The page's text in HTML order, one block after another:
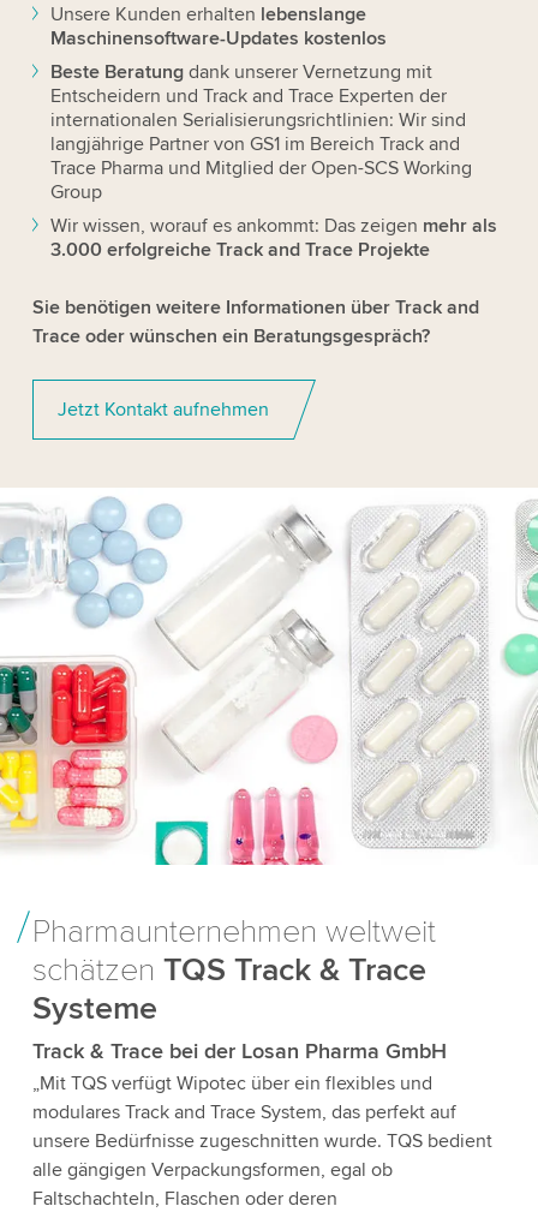
Unsere Kunden erhalten lebenslange
Maschinensoftware-Updates kostenlos
Beste Beratungdank unserer Vernetzung mit
Entscheidern und Track and Trace Experten der
internationalen Serialisierungsrichtlinien: Wir sind
langjährige Partner von GS1 im Bereich Track and
Trace Pharma und Mitglied der Open-SCS Working
Group
Wir wissen, worauf es ankommt: Das zeigen mehr als
3.000 erfolgreiche Track and Trace Projekte
Sie benötigen weitere Informationen über Track and
Trace oder wünschen ein Beratungsgespräch?
Jetzt Kontakt aufnehmen
Pharmaunternehmen weltweit
schätzen TQS Track & Trace
Systeme
Track & Trace bei der Losan Pharma GmbH
„Mit TQS verfügt Wipotec über ein flexibles und
modulares Track and Trace System, das perfekt auf
unsere Bedürfnisse zugeschnitten wurde. TQS bedient
alle gängigen Verpackungsformen, egal ob
Faltschachteln, Flaschen oder deren